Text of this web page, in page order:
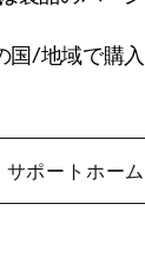
国/地域で購
サポートホー